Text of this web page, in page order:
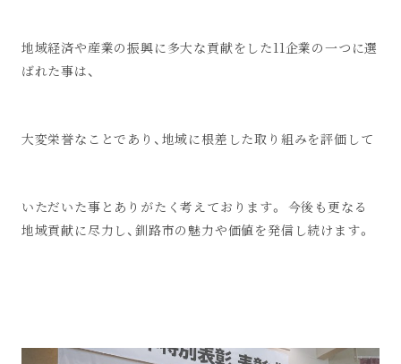
地域経済や産業の振興に多大な貢献をした11企業の一つに選
ばれた事は、
大変栄誉なことであり、地域に根差した取り組みを評価して
いただいた事とありがたく考えております。 今後も更なる
地域貢献に尽力し、釧路市の魅力や価値を発信し続けます。